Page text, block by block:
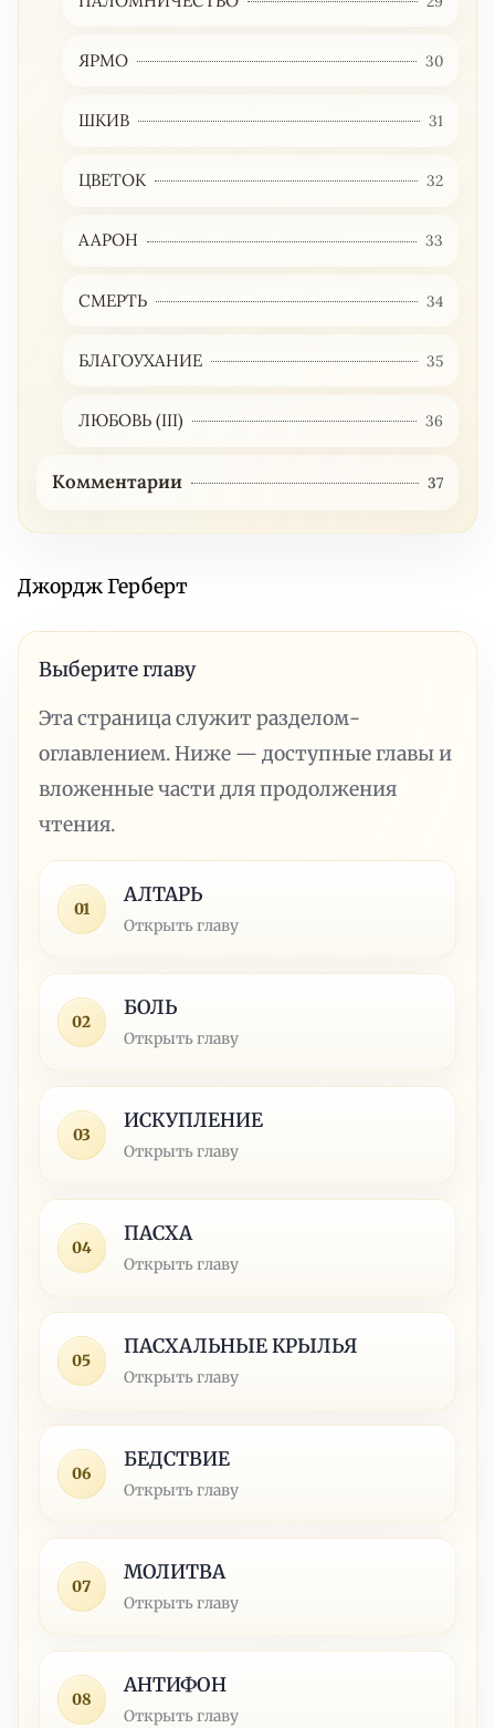
ЯРМО 30
ШКИВ 31
ЦВЕТОК 32
ААРОН 33
СМЕРТЬ 34
БЛАГОУХАНИЕ 35
ЛЮБОВЬ (III) 36
Комментарии 37
Джордж Герберт
Выберите главу
Эта страница служит разделом-
оглавлением. Ниже — доступные главы и
вложенные части для продолжения
чтения.
01
АЛТАРЬ
Открыть главу
02
БОЛЬ
Открыть главу
03
ИСКУПЛЕНИЕ
Открыть главу
04
ПАСХА
Открыть главу
05
ПАСХАЛЬНЫЕ КРЫЛЬЯ
Открыть главу
06
БЕДСТВИЕ
Открыть главу
07
МОЛИТВА
Открыть главу
08
АНТИФОН
Открыть главу